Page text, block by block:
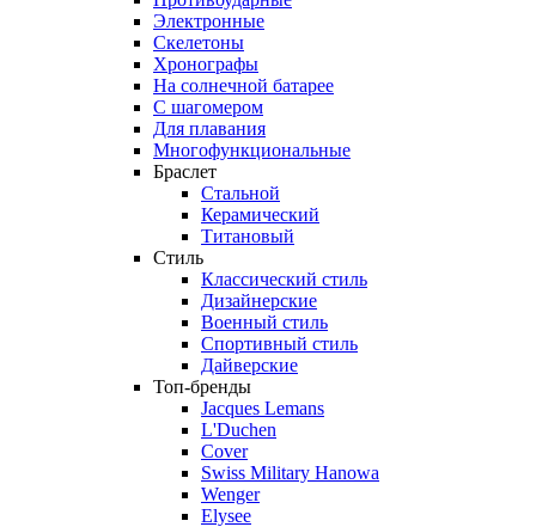
Электронные
Скелетоны
Хронографы
На солнечной батарее
С шагомером
Для плавания
Многофункциональные
Браслет
Стальной
Керамический
Титановый
Стиль
Классический стиль
Дизайнерские
Военный стиль
Спортивный стиль
Дайверские
Топ-бренды
Jacques Lemans
L'Duchen
Cover
Swiss Military Hanowa
Wenger
Elysee